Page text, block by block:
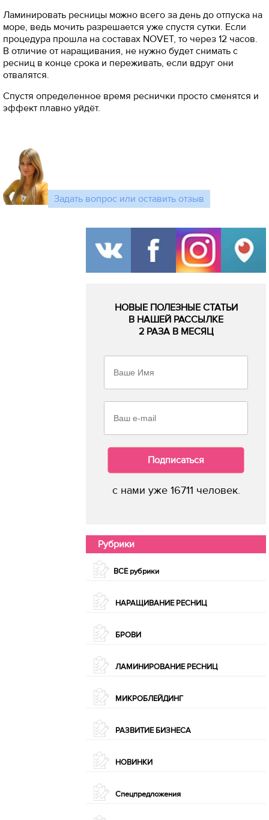
Ламинировать ресницы можно всего за день до отпуска на
море, ведь мочить разрешается уже спустя сутки. Если
процедура прошла на составах NOVET, то через 12 часов.
В отличие от наращивания, не нужно будет снимать с
ресниц в конце срока и переживать, если вдруг они
отвалятся.
Спустя определенное время реснички просто сменятся и
эффект плавно уйдёт.
Задать вопрос или оставить отзыв
НОВЫЕ ПОЛЕЗНЫЕ СТАТЬИ
В НАШЕЙ РАССЫЛКЕ
2 РАЗА В МЕСЯЦ
Подписаться
с нами уже 16711 человек.
Рубрики
ВСЕ рубрики
НАРАЩИВАНИЕ РЕСНИЦ
БРОВИ
ЛАМИНИРОВАНИЕ РЕСНИЦ
МИКРОБЛЕЙДИНГ
РАЗВИТИЕ БИЗНЕСА
НОВИНКИ
Спецпредложения